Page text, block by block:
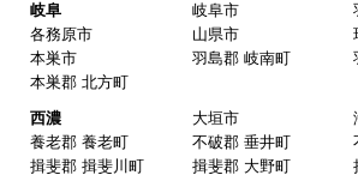
た
【注文からどのくらいで届きまし
【その他感想・コメント】
岐阜 岐阜市
各務原市
山県市
本巣市
羽島郡 岐南町
本巣郡 北方町
西濃
大垣市
養老郡 養老町
不破郡 垂井町
揖斐郡 揖斐川町
揖斐郡 大野町